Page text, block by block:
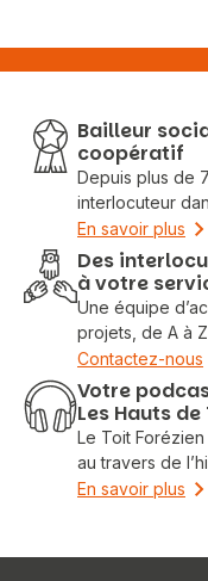
Bailleur
coopératif
Depuis plus de
interlocuteur
En savoir plus
Des
à votre
Une équipe
projets, de A à
Contactez-nous
Votre
Les Hauts
Le Toit
au travers de
En savoir plus